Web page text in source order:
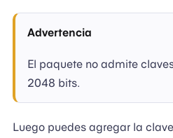
Advertencia
El paquete no admite
2048 bits.
Luego puedes agregar la